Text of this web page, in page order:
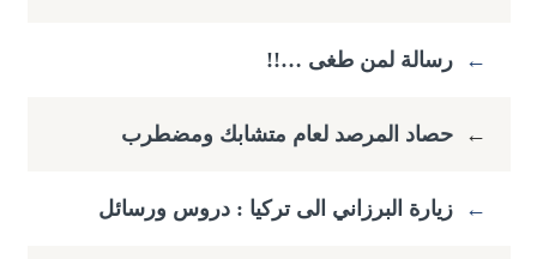
← رسالة لمن طغى …!!
← حصاد المرصد لعام متشابك ومضطرب
← زيارة البرزاني الى تركيا : دروس ورسائل